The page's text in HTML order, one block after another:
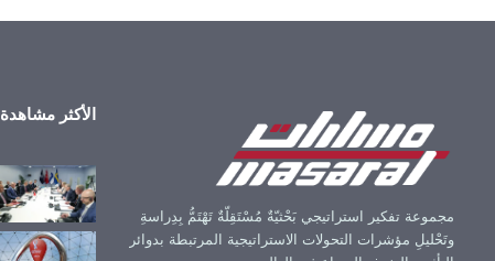
مجموعة تفكير استراتيجي بَحْثيّةٌ مُسْتَقِلّةٌ تَهْتَمُّ بِدِراسةِ
وتَحْليلِ مؤشرات التحولات الاستراتيجية المرتبطة بدوائر
الأكثر مشاهدة